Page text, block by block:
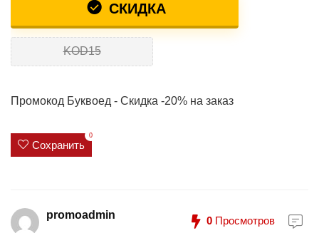
СКИДКА
KOD15
Промокод Буквоед - Скидка -20% на заказ
Сохранить
0
promoadmin 0 Просмотров